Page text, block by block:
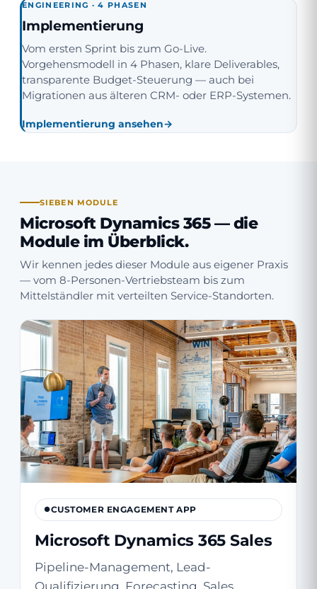
ENGINEERING · 4 PHASEN
Implementierung
Vom ersten Sprint bis zum Go-Live.
Vorgehensmodell in 4 Phasen, klare Deliverables,
transparente Budget-Steuerung — auch bei
Migrationen aus älteren CRM- oder ERP-Systemen.
Implementierung ansehen
SIEBEN MODULE
Microsoft Dynamics 365 — die
Module im Überblick.
Wir kennen jedes dieser Module aus eigener Praxis
— vom 8-Personen-Vertriebsteam bis zum
Mittelständler mit verteilten Service-Standorten.
CUSTOMER ENGAGEMENT APP
Microsoft Dynamics 365 Sales
Pipeline-Management, Lead-
Qualifizierung, Forecasting, Sales